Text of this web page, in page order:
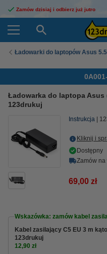
Zamów dzisiaj i odbierz już jutro
Ładowarki do laptopów Asus
Ładowarka do laptopa Asus
123drukuj
Instrukcja
Kliknij i
Dostępny
Zamów na
69,00 zł
Wskazówka: zamów kabel
Kabel zasilający C5 EU 3 m
123drukuj
12,90 zł